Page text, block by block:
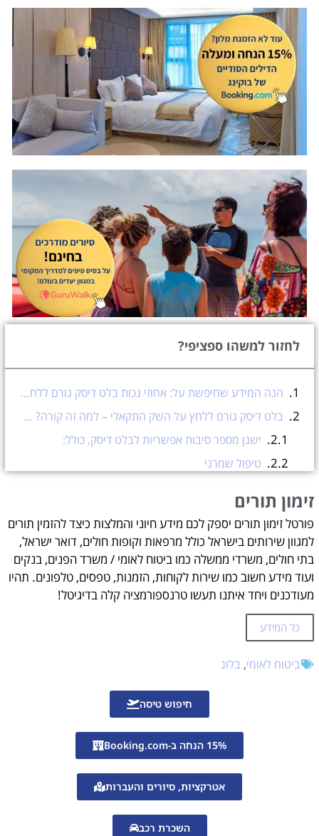
לחזור למשהו ספציפי?
הנה המידע שחיפשת על: אחוזי נכות בלט דיסק גורם ללחץ על השק התקאלי
בלט דיסק גורם ללחץ על השק התקאלי – למה זה קורה? מהן דרכי הטיפול?
ישנן מספר סיבות אפשריות לבלט דיסק, כולל:
טיפול שמרני
אחוזי נכות בלט דיסק גורם ללחץ על השק התקאלי
אחוזי הנכות שתיקבע לאדם עם בלט דיסק הגורם ללחץ על השק התקאלי תלויים בחומרת הלחץ ובתסמינים הנלווים לו.
מה לגבי פיצויים?
חברות ביטוח
סיכום
טיפים להגדלת סיכויי הצלחה
זימון תורים
פורטל זימון תורים יספק לכם מידע חיוני והמלצות כיצד להזמין תורים
למגוון שירותים בישראל כולל מרפאות וקופות חולים, דואר ישראל,
בתי חולים, משרדי ממשלה כמו ביטוח לאומי / משרד הפנים, בנקים
ועוד מידע חשוב כמו שירות לקוחות, הזמנות, טפסים, טלפונים. תהיו
מעודכנים ויחד איתנו תעשו טרנספורמציה קלה בדיגיטל!
כל המידע
ביטוח לאומי, בלוג
חיפוש טיסה
15% הנחה ב-Booking.com
אטרקציות, סיורים והעברות
השכרת רכב